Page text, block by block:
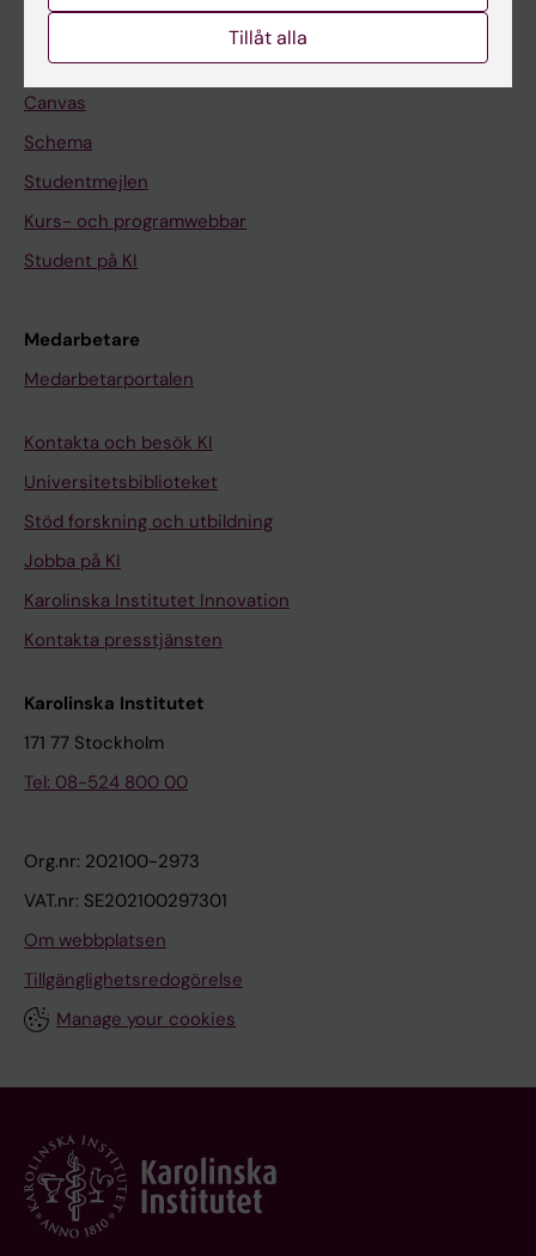
Student
Ladok
Canvas
Schema
Studentmejlen
Kurs- och programwebbar
Student på KI
Medarbetare
Medarbetarportalen
Kontakta och besök KI
Universitetsbiblioteket
Stöd forskning och utbildning
Jobba på KI
Karolinska Institutet Innovation
Kontakta presstjänsten
Karolinska Institutet
171 77 Stockholm
Tel: 08-524 800 00
Org.nr: 202100-2973
VAT.nr: SE202100297301
Om webbplatsen
Tillgänglighetsredogörelse
Manage your cookies
Tillåt alla